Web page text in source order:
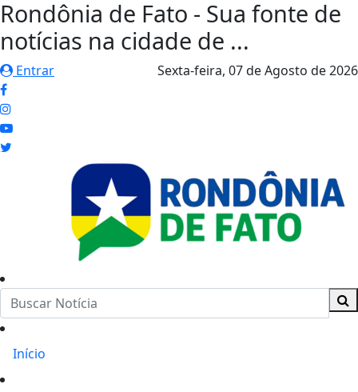
Rondônia de Fato - Sua fonte de
notícias na cidade de ...
Entrar Sexta-feira, 07 de Agosto de 2026
Início